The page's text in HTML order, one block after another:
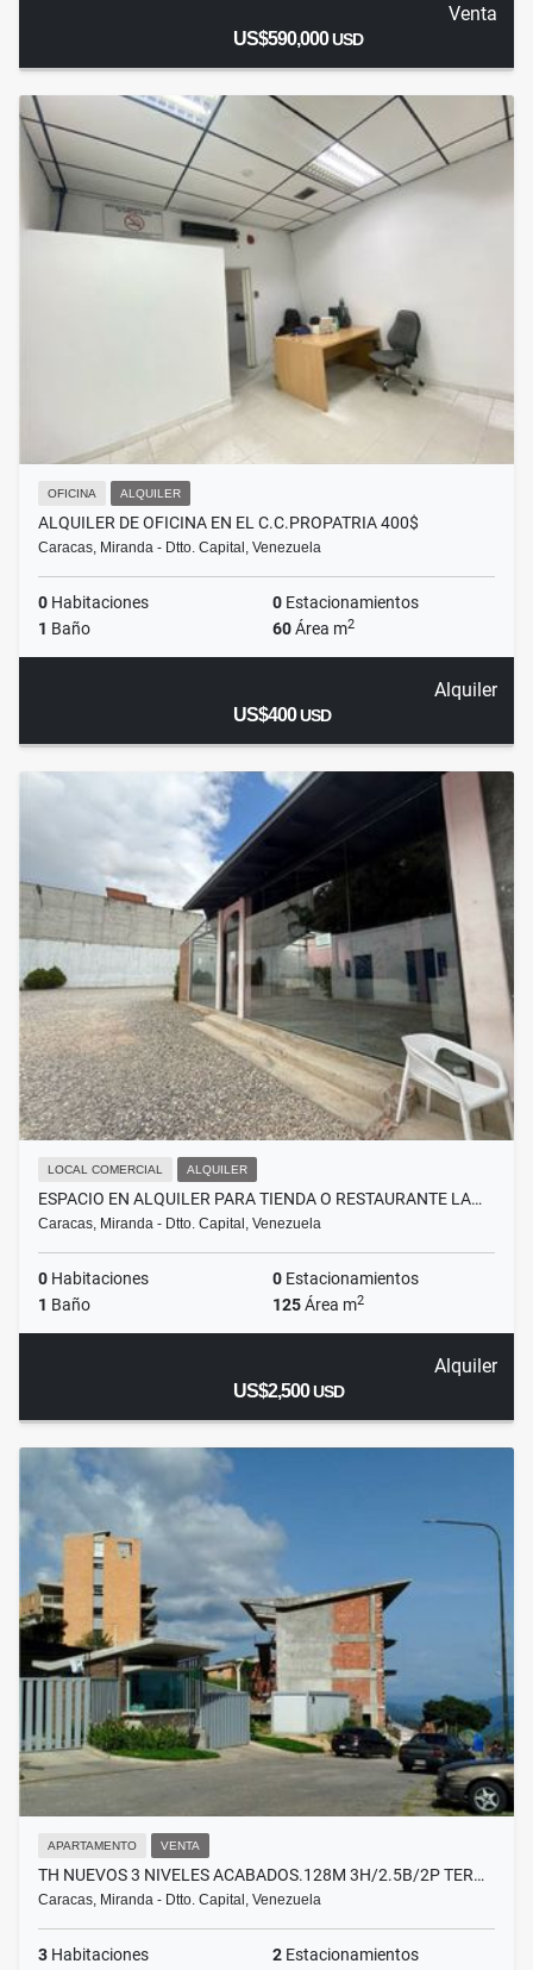
Venta
US$590,000USD
OFICINA ALQUILER
ALQUILER DE OFICINA EN EL C.C.PROPATRIA 400$
Caracas, Miranda - Dtto. Capital, Venezuela
0 Habitaciones 0 Estacionamientos
1 Baño 60Área m2
Alquiler
US$400USD
LOCAL COMERCIAL ALQUILER
ESPACIO EN ALQUILER PARA TIENDA O RESTAURANTE LA…
Caracas, Miranda - Dtto. Capital, Venezuela
0 Habitaciones 0 Estacionamientos
1 Baño 125Área m2
Alquiler
US$2,500USD
APARTAMENTO VENTA
TH NUEVOS 3 NIVELES ACABADOS.128M 3H/2.5B/2P TER…
Caracas, Miranda - Dtto. Capital, Venezuela
3 Habitaciones 2 Estacionamientos